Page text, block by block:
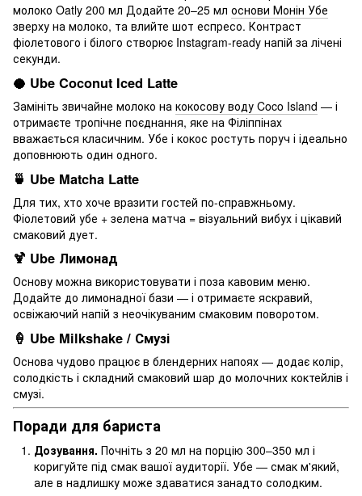
молоко Oatly 200 мл Додайте 20–25 мл основи Монін Убе
зверху на молоко, та влийте шот еспресо. Контраст
фіолетового і білого створює Instagram-ready напій за лічені
секунди.
🥥 Ube Coconut Iced Latte
Замініть звичайне молоко на кокосову воду Coco Island — і
отримаєте тропічне поєднання, яке на Філіппінах
вважається класичним. Убе і кокос ростуть поруч і ідеально
доповнюють один одного.
🍵 Ube Matcha Latte
Для тих, хто хоче вразити гостей по-справжньому.
Фіолетовий убе + зелена матча = візуальний вибух і цікавий
смаковий дует.
🍹 Ube Лимонад
Основу можна використовувати і поза кавовим меню.
Додайте до лимонадної бази — і отримаєте яскравий,
освіжаючий напій з неочікуваним смаковим поворотом.
🍦 Ube Milkshake / Смузі
Основа чудово працює в блендерних напоях — додає колір,
солодкість і складний смаковий шар до молочних коктейлів і
смузі.
Поради для бариста
Дозування. Почніть з 20 мл на порцію 300–350 мл і
коригуйте під смак вашої аудиторії. Убе — смак м'який,
але в надлишку може здаватися занадто солодким.